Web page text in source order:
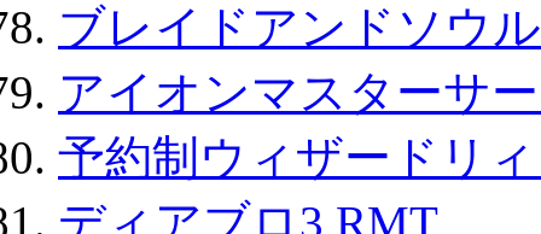
ブレイドアンドソウ
アイオンマスターサ
予約制ウィザードリ
ディアブロ3 RMT